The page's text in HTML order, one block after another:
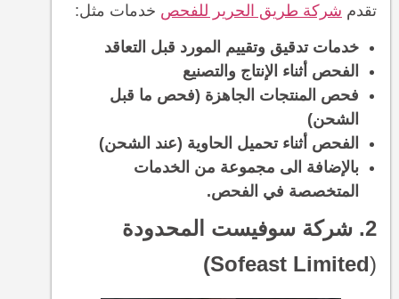
تقدم شركة طريق الحرير للفحص خدمات مثل:
خدمات تدقيق وتقييم المورد قبل التعاقد
الفحص أثناء الإنتاج والتصنيع
فحص المنتجات الجاهزة (فحص ما قبل
الشحن)
الفحص أثناء تحميل الحاوية (عند الشحن)
بالإضافة الى مجموعة من الخدمات
المتخصصة في الفحص.
2. شركة سوفيست المحدودة
(
Sofeast Limited)